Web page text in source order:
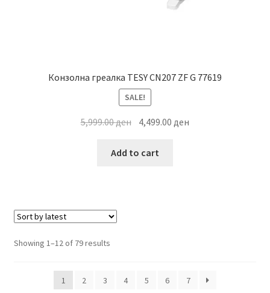
Конзолна греалка TESY CN207 ZF G 77619
SALE!
5,999.00ден Original
was:
4,499.00ден
Add to cart
Showing 1–12 of 79 resultsSorted
1
2 3 4 5 6 7